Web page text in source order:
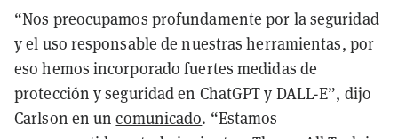
“Nos preocupamos profundamente por la seguridad
y el uso responsable de nuestras herramientas, por
eso hemos incorporado fuertes medidas de
protección y seguridad en ChatGPT y DALL-E”, dijo
Carlson en uncomunicado. “Estamos